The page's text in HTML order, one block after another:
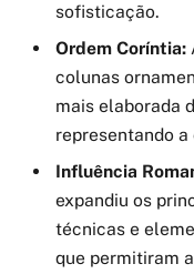
sofisticação.
Ordem Coríntia:
colunas
mais elaborada
representando
Influência
expandiu os
técnicas e
que permitiram